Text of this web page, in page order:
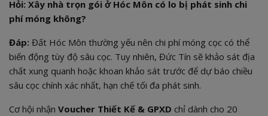
Hỏi: Xây nhà trọn gói ở Hóc Môn có lo bị phát sinh chi
phí móng không?
Đáp: Đất Hóc Môn thường yếu nên chi phí móng cọc có thể
biến động tùy độ sâu cọc. Tuy nhiên, Đức Tín sẽ khảo sát địa
chất xung quanh hoặc khoan khảo sát trước để dự báo chiều
sâu cọc chính xác nhất, hạn chế tối đa phát sinh.
Cơ hội nhận Voucher Thiết Kế & GPXD chỉ dành cho 20